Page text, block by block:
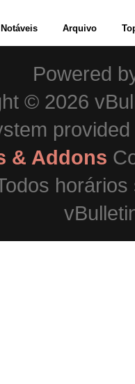
Arquivo
Powered
© 2026
& Addons